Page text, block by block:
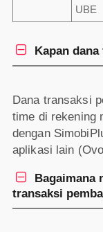
UBE
 Kapan
Dana transaksi
time di rekening
dengan
aplikasi lain

Bagaimana
transaksi